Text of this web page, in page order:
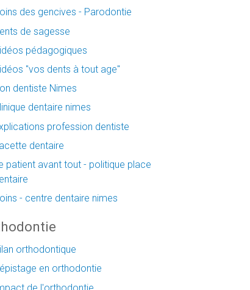
des gencives - Parodontie
de sagesse
pédagogiques
"vos dents à tout age"
dentiste Nimes
dentaire nimes
profession dentiste
dentaire
patient avant tout - politique place
- centre dentaire nimes
orthodontique
en orthodontie
de l'orthodontie